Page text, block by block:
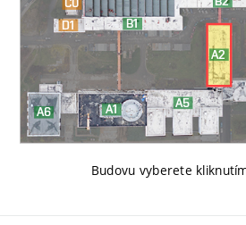
Budovu vyberete